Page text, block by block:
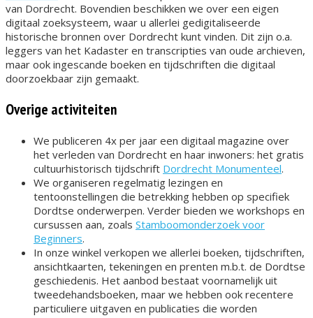
van Dordrecht. Bovendien beschikken we over een eigen
digitaal zoeksysteem, waar u allerlei gedigitaliseerde
historische bronnen over Dordrecht kunt vinden. Dit zijn o.a.
leggers van het Kadaster en transcripties van oude archieven,
maar ook ingescande boeken en tijdschriften die digitaal
doorzoekbaar zijn gemaakt.
Overige activiteiten
We publiceren 4x per jaar een digitaal magazine over
het verleden van Dordrecht en haar inwoners: het gratis
cultuurhistorisch tijdschrift Dordrecht Monumenteel.
We organiseren regelmatig lezingen en
tentoonstellingen die betrekking hebben op specifiek
Dordtse onderwerpen. Verder bieden we workshops en
cursussen aan, zoals Stamboomonderzoek voor
Beginners.
In onze winkel verkopen we allerlei boeken, tijdschriften,
ansichtkaarten, tekeningen en prenten m.b.t. de Dordtse
geschiedenis. Het aanbod bestaat voornamelijk uit
tweedehandsboeken, maar we hebben ook recentere
particuliere uitgaven en publicaties die worden